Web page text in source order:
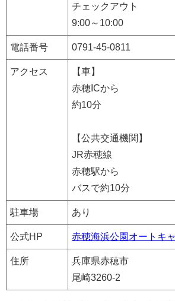
チェックアウト
9:00～10:00
電話番号 0791-45-0811
アクセス
【車】
赤穂ICから
約10分
【公共交通機関】
JR赤穂線
赤穂駅から
バスで約10分
駐車場 あり
公式HP 赤穂海浜公園オートキ
住所
兵庫県赤穂市
尾崎3260-2